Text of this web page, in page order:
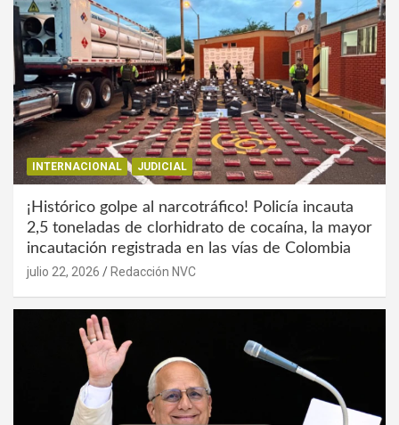
INTERNACIONAL JUDICIAL
¡Histórico golpe al narcotráfico! Policía incauta
2,5 toneladas de clorhidrato de cocaína, la mayor
incautación registrada en las vías de Colombia
julio 22, 2026 Redacción NVC